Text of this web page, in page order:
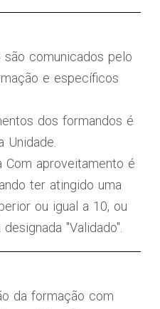
comunicados pelo
e específicos
dos formandos é
Unidade.
aproveitamento é
ter atingido uma
ou igual a 10, ou
"Validado".
da formação com